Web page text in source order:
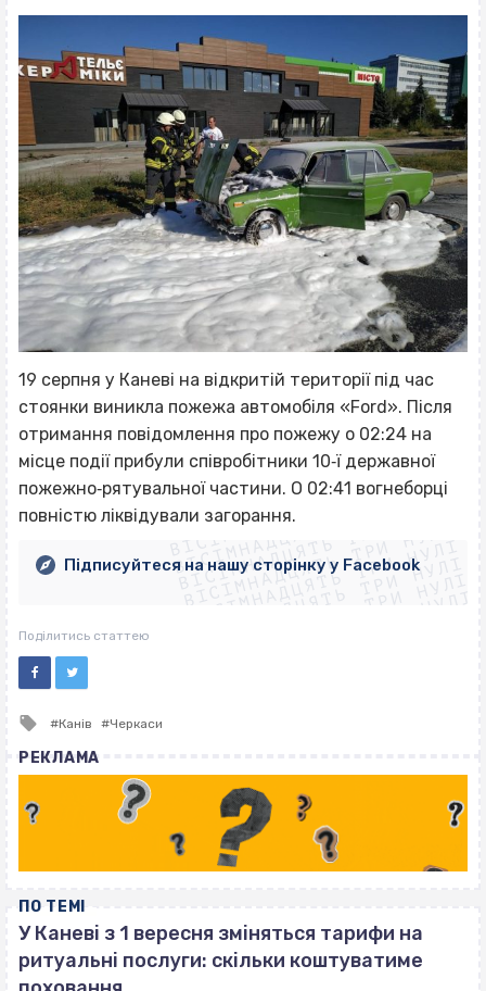
19 серпня у Каневі на відкритій території під час
стоянки виникла пожежа автомобіля «Ford». Після
отримання повідомлення про пожежу о 02:24 на
місце події прибули співробітники 10‐ї державної
пожежно‐рятувальної частини. О 02:41 вогнеборці
повністю ліквідували загорання.ВІСІМНАДЦЯТЬ ТРИ НУЛІ
ВІСІМНАДЦЯТЬ ТРИ НУЛІ
ВІСІМНАДЦЯТЬ ТРИ НУЛІ
ВІСІМНАДЦЯТЬ ТРИ НУЛІ
ВІСІМНАДЦЯТЬ ТРИ НУЛІ
ВІСІМНАДЦЯТЬ ТРИ НУЛІ
ВІСІМНАДЦЯТЬ ТРИ НУЛІ
ВІСІМНАДЦЯТЬ ТРИ НУЛІ
Підписуйтеся на нашу сторінку у Facebook
Поділитись статтею
Tagged
Канів Черкаси
РЕКЛАМА
ПО ТЕМІ
У Каневі з 1 вересня зміняться тарифи на
ритуальні послуги: скільки коштуватиме